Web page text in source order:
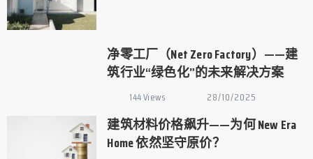
净零工厂（Net Zero Factory）——建
筑行业“绿色化”的未来解决方案
144 Views 28/10/2025
建筑材料价格飙升——为何 New Era
Home 依然坚守原价？